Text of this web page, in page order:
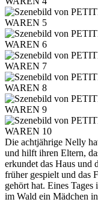
Die achtjährige Nelly
und hilft ihren Eltern,
erkundet das Haus und
früher gespielt und das
gehört hat. Eines
im Wald ein Mädchen